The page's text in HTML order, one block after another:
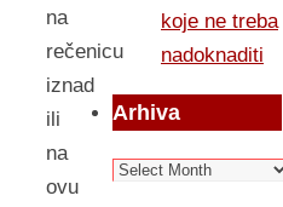
na
rečenicu
iznad
ili
na
ovu
koje ne treba
nadoknaditi
Arhiva
Arhiva